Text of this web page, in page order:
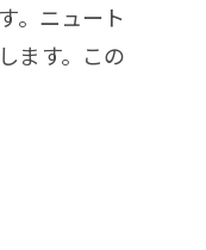
。ニュート
ます。この